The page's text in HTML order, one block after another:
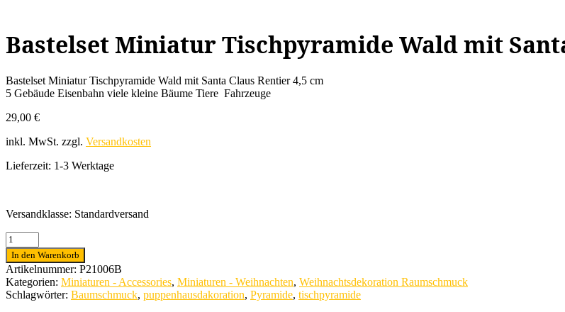
Bastelset Miniatur Tischpyramide Wald mit
Bastelset Miniatur Tischpyramide Wald mit Santa Claus Rentier 4,5 cm
5 Gebäude Eisenbahn viele kleine Bäume Tiere Fahrzeuge
29,00 €
inkl. MwSt. zzgl. Versandkosten
Lieferzeit: 1-3 Werktage
Versandklasse: Standardversand
Bastelset
Miniatur
Tischpyramide
Wald
mit
Santa
In den Warenkorb
Artikelnummer: P21006B
Kategorien: Miniaturen - Accessories, Miniaturen - Weihnachten, Weihnachtsdekoration Raumschmuck
Schlagwörter: Baumschmuck, puppenhausdakoration, Pyramide, tischpyramide